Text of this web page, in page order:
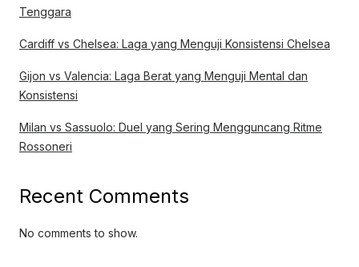
Tenggara
Cardiff vs Chelsea: Laga yang Menguji Konsistensi Chelsea
Gijon vs Valencia: Laga Berat yang Menguji Mental dan
Konsistensi
Milan vs Sassuolo: Duel yang Sering Mengguncang Ritme
Rossoneri
Recent Comments
No comments to show.